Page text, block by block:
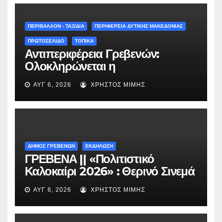
(audio)
ΠΕΡΙΒΑΛΛΟΝ - ΤΑΞΙΔΙΑ ΠΕΡΙΦΕΡΕΙΑ ΔΥΤΙΚΗΣ ΜΑΚΕΔΟΝΙΑΣ
ΠΡΩΤΟΣΕΛΙΔΟ ΤΟΠΙΚΑ
Αντιπεριφέρεια Γρεβενών:
Ολοκληρώνεται η
ασφαλτόστρωση της οδού
Περιβόλι – Αβδέλλα
ΑΥΓ 6, 2026 ΧΡΉΣΤΟΣ ΜΊΜΗΣ
ΔΗΜΟΣ ΓΡΕΒΕΝΩΝ ΕΚΔΗΛΩΣΗ
ΓΡΕΒΕΝΑ || «Πολιτιστικό
Καλοκαίρι 2026» : Θερινό Σινεμά
με την βραβευμένη ταινία
«Μικρές Ανάσες».
ΑΥΓ 6, 2026 ΧΡΉΣΤΟΣ ΜΊΜΗΣ